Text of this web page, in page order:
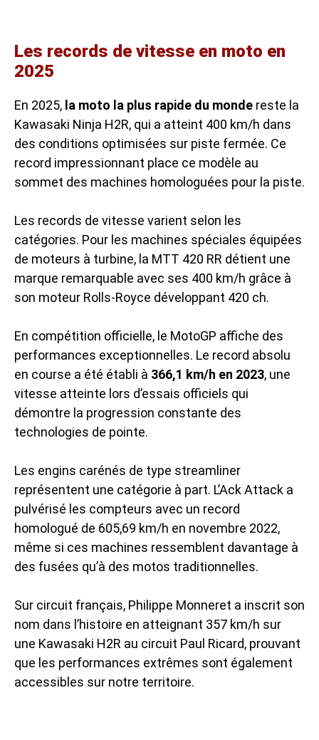
Les records de vitesse en moto en
2025
En 2025, la moto la plus rapide du monde reste la
Kawasaki Ninja H2R, qui a atteint 400 km/h dans
des conditions optimisées sur piste fermée. Ce
record impressionnant place ce modèle au
sommet des machines homologuées pour la piste.
Les records de vitesse varient selon les
catégories. Pour les machines spéciales équipées
de moteurs à turbine, la MTT 420 RR détient une
marque remarquable avec ses 400 km/h grâce à
son moteur Rolls-Royce développant 420 ch.
En compétition officielle, le MotoGP affiche des
performances exceptionnelles. Le record absolu
en course a été établi à 366,1 km/h en 2023, une
vitesse atteinte lors d’essais officiels qui
démontre la progression constante des
technologies de pointe.
Les engins carénés de type streamliner
représentent une catégorie à part. L’Ack Attack a
pulvérisé les compteurs avec un record
homologué de 605,69 km/h en novembre 2022,
même si ces machines ressemblent davantage à
des fusées qu’à des motos traditionnelles.
Sur circuit français, Philippe Monneret a inscrit son
nom dans l’histoire en atteignant 357 km/h sur
une Kawasaki H2R au circuit Paul Ricard, prouvant
que les performances extrêmes sont également
accessibles sur notre territoire.